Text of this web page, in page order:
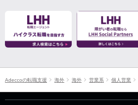
Adeccoの転職支援 海外 海外 営業系 個人営業